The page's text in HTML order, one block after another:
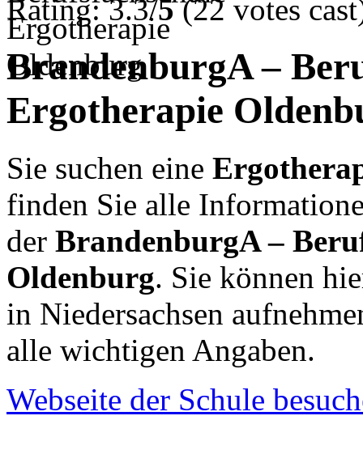
Rating: 3.3/5(22 votes
BrandenburgA –
Ergotherapie
Sie suchen eine
finden Sie alle
der BrandenburgA –
Oldenburg. Sie können
in Niedersachsen
alle wichtigen Angaben.
Webseite der Schule